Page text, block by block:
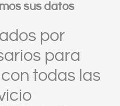
sus datos
por
para
todas las